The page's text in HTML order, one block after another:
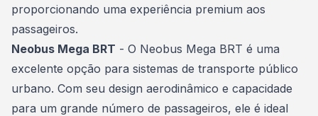
proporcionando uma experiência premium aos
passageiros.
Neobus Mega BRT - O Neobus Mega BRT é uma
excelente opção para sistemas de transporte público
urbano. Com seu design aerodinâmico e capacidade
para um grande número de passageiros, ele é ideal